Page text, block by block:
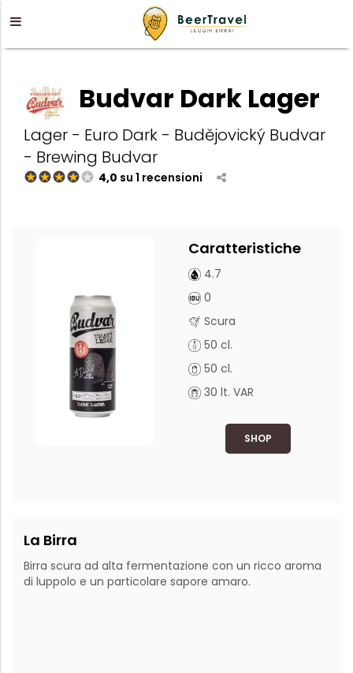
Budvar Dark Lager
Lager - Euro Dark - Budějovický Budvar
- Brewing Budvar
4,0 su 1 recensioni
Caratteristiche
4.7
0
Scura
50 cl.
50 cl.
30 lt. VAR
SHOP
La Birra
Birra scura ad alta fermentazione con un ricco aroma
di luppolo e un particolare sapore amaro.